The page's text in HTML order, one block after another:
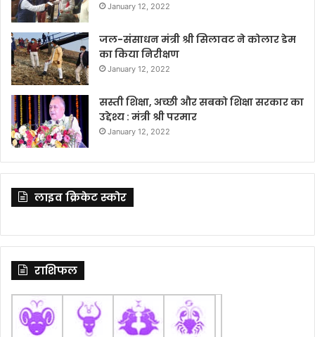
January 12, 2022
जल-संसाधन मंत्री श्री सिलावट ने कोलार डेम
का किया निरीक्षण
January 12, 2022
सस्ती शिक्षा, अच्छी और सबको शिक्षा सरकार का
उद्देश्य : मंत्री श्री परमार
January 12, 2022
लाइव क्रिकेट स्कोर
राशिफल